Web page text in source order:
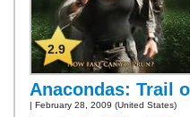
2.9
Anacondas: Trail
| February 28, 2009 (United States)